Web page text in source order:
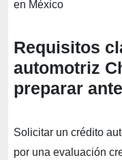
en México
Requisitos
automotriz
preparar
Solicitar un crédito
por una evaluación